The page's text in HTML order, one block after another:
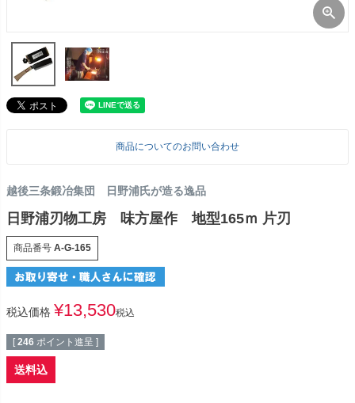
商品についてのお問い合わせ
越後三条鍛冶集団 日野浦氏が造る逸品
日野浦刃物工房 味方屋作 地型165ｍ 片刃
商品番号 A-G-165
税込価格 ¥13,530税込
[ 246 ポイント進呈 ]
送料込